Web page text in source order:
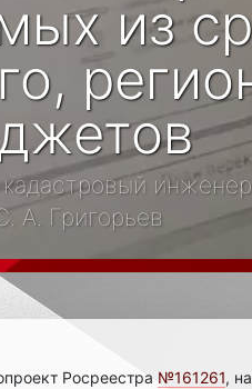
из
кадастровый
А. Григорьев
Росреестра №161261,